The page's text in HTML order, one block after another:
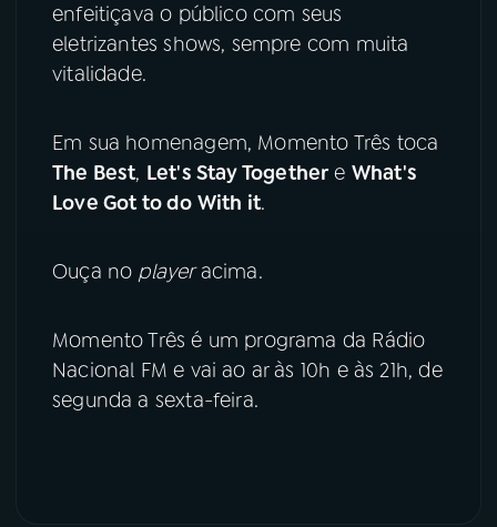
TikTok
enfeitiçava o público com seus
eletrizantes shows, sempre com muita
vitalidade.
Em sua homenagem, Momento Três toca
The Best, Let's Stay Togethere What's
Love Got to do With it.
Ouça no playeracima.
Momento Três é um programa da Rádio
Nacional FM e vai ao ar às 10h e às 21h, de
segunda a sexta-feira.